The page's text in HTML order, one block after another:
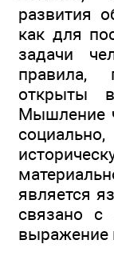
развития
как для
задачи
правила,
открыты в
Мышление
является
связано
выражение